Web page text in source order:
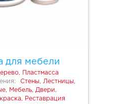
для мебели
Пластмасса
Стены, Лестницы,
Мебель, Двери,
Реставрация